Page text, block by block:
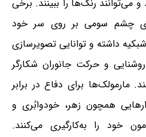
می‌توانند رنگ‌ها را ببینند. برخی
چشم سومی بر روی سر خود
داشته و توانایی تصویرسازی
و حرکت جانوران شکارگر
مارمولک‌ها برای دفاع در برابر
همچون زهر، خودوابُری و
خود را به‌کارگیری می‌کنند.